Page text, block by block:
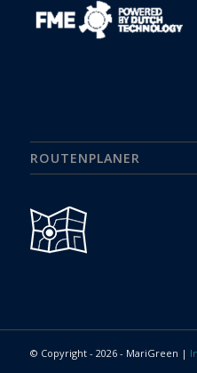
ROUTENPLANER
© Copyright - 2026 - MariGreen |